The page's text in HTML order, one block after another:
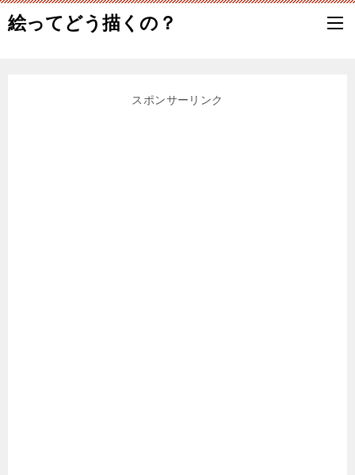
絵ってどう描くの？
スポンサーリンク